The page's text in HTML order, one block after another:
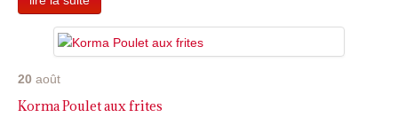
20 août
Korma Poulet aux frites